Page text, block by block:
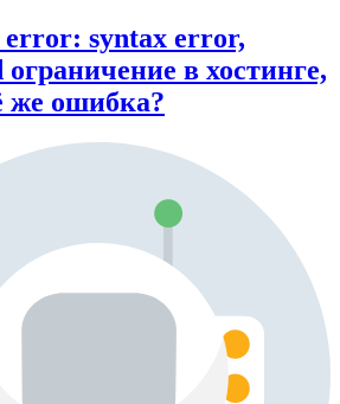
error: syntax error,
ограничение в хостинге,
же ошибка?